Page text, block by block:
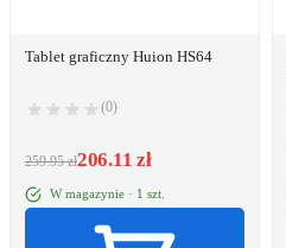
Tablet graficzny Huion HS64
(0)
259.95 zł206.11 zł
W magazynie · 1 szt.